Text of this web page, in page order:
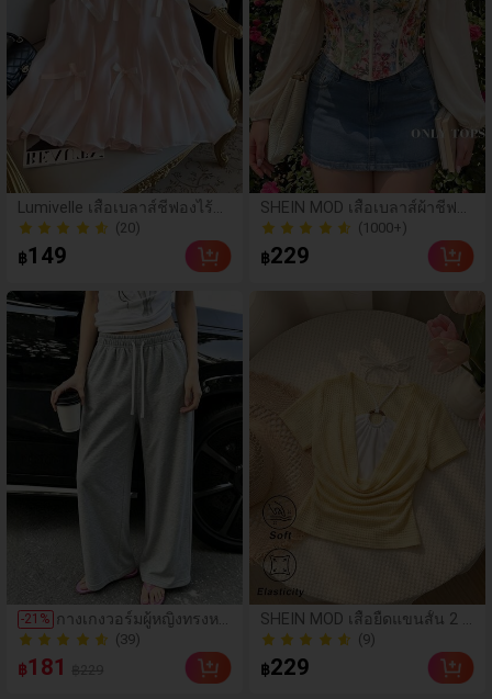
Lumivelle เสื้อเบลาส์ชีฟองไร้แ
ขนผูกโบว์และดีไซน์ตาข่ายพอง
สไตล์ฝรั่งเศสสำหรับผู้หญิง, เสื้อเ
ชิ้ตสุภาพสตรีหรูหรา, ชุดใส่หน้า
ดพักผ่อนสำหรับผู้หญิง, เสื้อเชิ้ต
สตรีใหม่สำหรับฤดูร้อน, เสื้อเบล
าส์สีชมพู
(20)
50+ ขายแล้ว
50+ ขายแล้ว
฿149
-21 % กางเกงวอร์มผู้หญิงทรงหล
วมขากว้างเอวสูงแบบเชือ
กรูด สไตล์ลำลองสตรีทแว
ร์ ใส่ในบ้านและใส่ประจำ
(39)
฿181
SHEIN MOD เสื้อเบลาส์ผ้าชีฟอง
พิมพ์ลายวินเทจแพตช์เวิร์กไซส์ใ
หญ่, ชุดฤดูใบไม้ร่วงตอนต้น, สไ
ตล์วินเทจ, เสื้อพิมพ์ลายโรแมนติ
(1000+)
200+ ขายแล้ว
200+ ขายแล้ว
฿229
SHEIN MOD เสื้อยืดแขนสั้น 2 I
n 1 คอฮอลเตอร์ สีเหลืองและสี
ขาว
(9)
฿229